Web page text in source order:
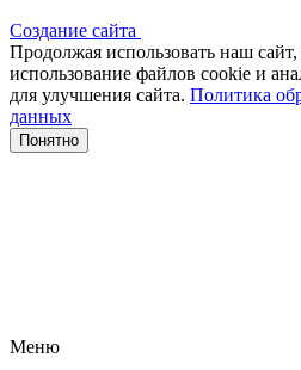
Создание сайта
Продолжая использовать наш сайт,
использование файлов сооkіе и
для улучшения сайта. Политика
данных
Понятно
Меню